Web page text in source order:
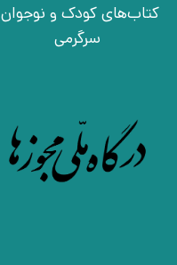
کتاب‌های کودک و نوجوان
سرگرمی